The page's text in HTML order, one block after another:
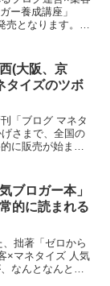
ー養成講座」
となります。よ
もダウンロード
(大阪、京
タイズのツボ
「ブログ マネタ
さまで、全国の
に販売が始まっ
き、今回は関西
ブロガー本」
的に読まれる
拙著「ゼロから
×マネタイズ 人気
なんとなんと、